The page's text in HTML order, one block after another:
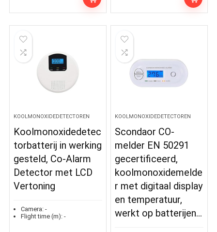
KOOLMONOXIDEDETECTOREN
Koolmonoxidedetec
torbatterij in werking
gesteld, Co-Alarm
Detector met LCD
Vertoning
Camera: -
Flight time (m): -
KOOLMONOXIDEDETECTOREN
Scondaor CO-
melder EN 50291
gecertificeerd,
koolmonoxidemelde
r met digitaal display
en temperatuur,
werkt op batterijen…